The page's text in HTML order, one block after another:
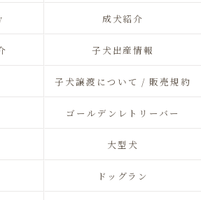
成犬紹介
子犬出産情報
子犬譲渡について / 販売規約
ゴールデンレトリーバー
大型犬
ドッグラン